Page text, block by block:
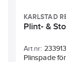
KARLSTAD
Plint- &
Art nr: 233913
Plinspade